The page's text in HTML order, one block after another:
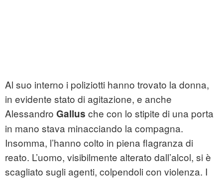
Al suo interno i poliziotti hanno trovato la donna,
in evidente stato di agitazione, e anche
Alessandro Gallus che con lo stipite di una porta
in mano stava minacciando la compagna.
Insomma, l’hanno colto in piena flagranza di
reato. L’uomo, visibilmente alterato dall’alcol, si è
scagliato sugli agenti, colpendoli con violenza. I